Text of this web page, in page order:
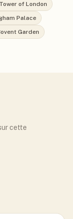
Tower of London
Palace
Garden
cette